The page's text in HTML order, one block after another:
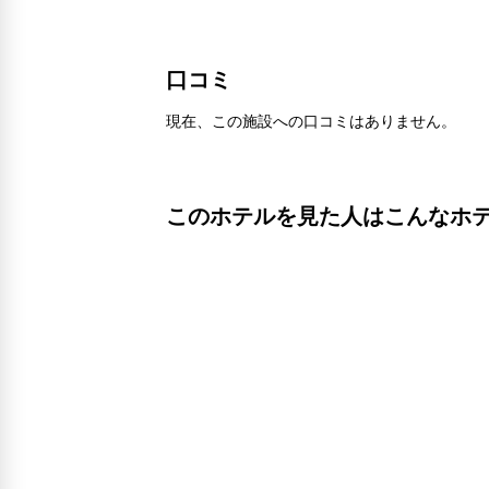
口コミ
現在、この施設への口コミはありません。
このホテルを見た人はこんなホ